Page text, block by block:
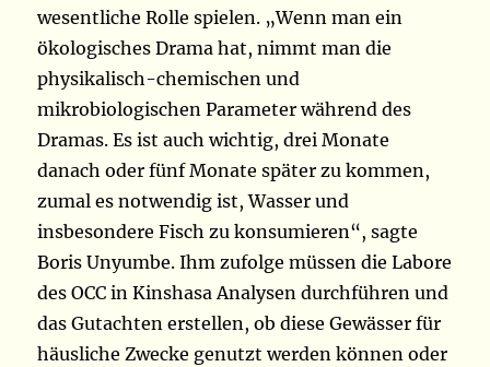
wesentliche Rolle spielen. „Wenn man ein
ökologisches Drama hat, nimmt man die
physikalisch-chemischen und
mikrobiologischen Parameter während des
Dramas. Es ist auch wichtig, drei Monate
danach oder fünf Monate später zu kommen,
zumal es notwendig ist, Wasser und
insbesondere Fisch zu konsumieren“, sagte
Boris Unyumbe. Ihm zufolge müssen die Labore
des OCC in Kinshasa Analysen durchführen und
das Gutachten erstellen, ob diese Gewässer für
häusliche Zwecke genutzt werden können oder